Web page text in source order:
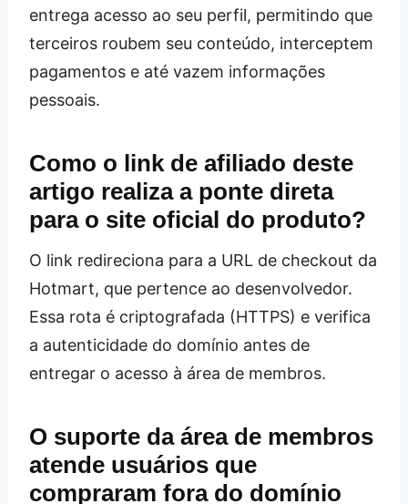
entrega acesso ao seu perfil, permitindo que
terceiros roubem seu conteúdo, interceptem
pagamentos e até vazem informações
pessoais.
Como o link de afiliado deste
artigo realiza a ponte direta
para o site oficial do produto?
O link redireciona para a URL de checkout da
Hotmart, que pertence ao desenvolvedor.
Essa rota é criptografada (HTTPS) e verifica
a autenticidade do domínio antes de
entregar o acesso à área de membros.
O suporte da área de membros
atende usuários que
compraram fora do domínio